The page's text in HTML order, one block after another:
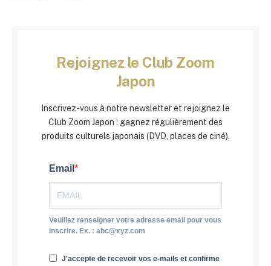
Rejoignez le Club Zoom
Japon
Inscrivez-vous à notre newsletter et rejoignez le
Club Zoom Japon : gagnez régulièrement des
produits culturels japonais (DVD, places de ciné).
Email
Veuillez renseigner votre adresse email pour vous
inscrire. Ex. : abc@xyz.com
J'accepte de recevoir vos e-mails et confirme